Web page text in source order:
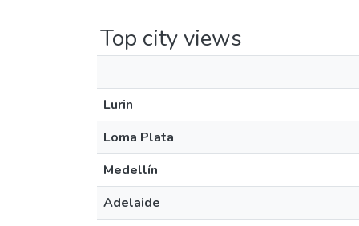
Top city views
Lurin
Loma Plata
Medellín
Adelaide